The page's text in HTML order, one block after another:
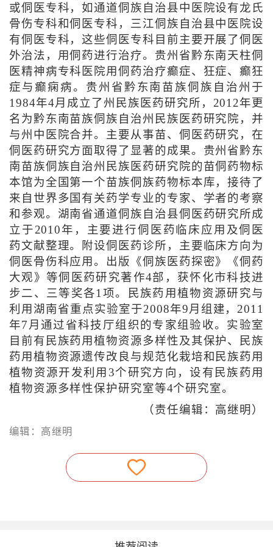
或侗医专科，如通道侗族自治县中医院设有龙氏
骨伤专科和侗医专科，三江侗族自治县中医院设
有侗医专科，这些侗医专科目前主要开展了侗医
外治法，用侗药进行治疗。贵州省黔东南天柱侗
医精神病专科医院用侗药治疗癫症、狂症、癫狂
症与癫痫病。贵州省黔东南苗族侗族自治州于
1984年4月成立了州民族医药研究所，2012年更
名为黔东南苗族侗族自治州民族医药研究院，并
与州中医院合并。主要从事苗、侗医药研究，在
侗医药研究方面取得了显著的成果。贵州省黔东
南苗族侗族自治州民族医药研究院的苗侗药物标
本馆为全国第一个苗族侗族药物标本库，接待了
来自世界多国有关药学专业的专家、学者的考察
和参观。湖南省通道侗族自治县侗医药研究所成
立于2010年，主要进行侗医药临床应用及侗医
药文献整理。附设侗医药诊所，主要临床方向为
侗医骨伤科应用。出版《侗族医药探密》《侗药
大观》等侗医药研究著作4部，获怀化市科技进
步二、三等奖各1项。民族药用植物资源研究与
利用湖南省重点实验室于2008年9月组建，2011
年7月通过省科技厅组织的专家组验收。实验室
目前有民族药用植物资源多样性及其保护、民族
药用植物资源遗传改良与规范化栽培和民族药用
植物资源开发利用3个研究方向，设有民族药用
植物资源多样性保护研究室等4个研究室。
（责任编辑：高继明）
编辑：高继明